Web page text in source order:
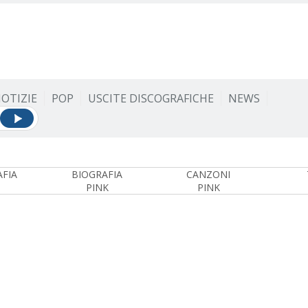
POP USCITE DISCOGRAFICHE NEWS
BIOGRAFIA
PINK
CANZONI
PINK